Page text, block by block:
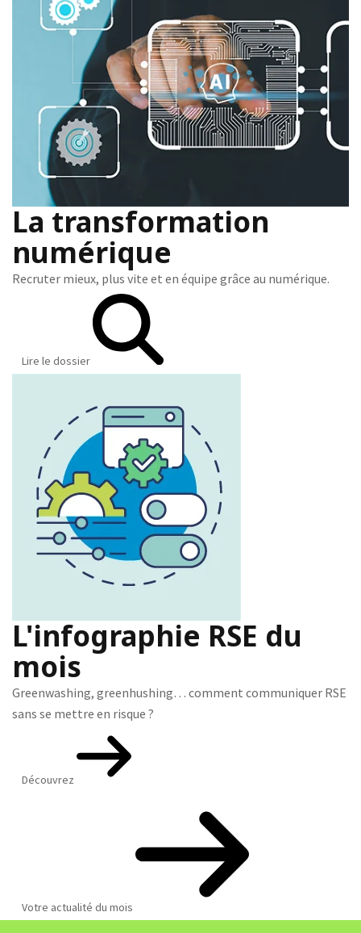
La transformation
numérique
Recruter mieux, plus vite et en équipe grâce au numérique.
Lire le dossier
L'infographie RSE du
mois
Greenwashing, greenhushing… comment communiquer RSE
sans se mettre en risque ?
Découvrez
Votre actualité du mois